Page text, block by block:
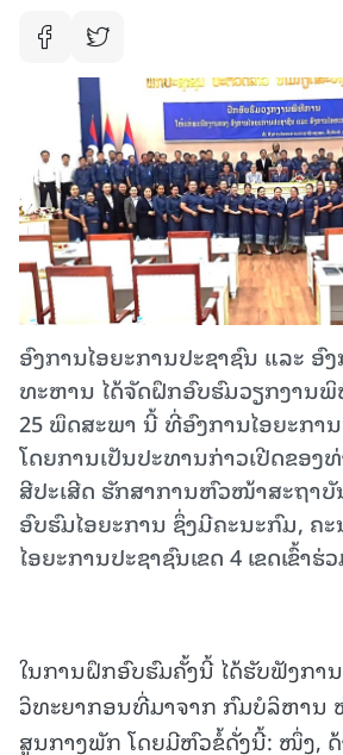
ອົງການໄອຍະການປະຊາຊົນ ແລະ ອົ
ທະຫານ ໄດ້ຈັດຝຶກອົບຮົມວຽກງານ
25 ພຶດສະພາ ນີ້ ທີ່ອົງການໄອຍະກາ
ໂດຍການເປັນປະທານກ່າວເປີດຂອງ
ສີປະເສີດ ຮັກສາການຫົວໜ້າສະຖາ
ອົບຮົມໄອຍະການ ຊຶ່ງມີຄະນະກົມ, ຄ
ໄອຍະການປະຊາຊົນເຂດ 4 ເຂດເຂົ້າຮ່
ໃນການຝຶກອົບຮົມຄັ້ງນີ້ ໄດ້ຮັບຟັງກາ
ວິທະຍາກອນທີ່ມາຈາກ ກົມບໍລິຫານ
ສູນກາງພັກ ໂດຍມີຫົວຂໍ້ດັ່ງນີ້: ໜຶ່ງ,